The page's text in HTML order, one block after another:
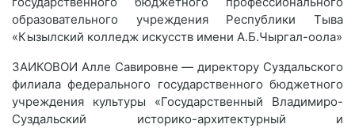
образовательного учреждения Республики Тыва
«Кызылский колледж искусств имени А.Б.Чыргал-оола»
ЗАИКОВОИ Алле Савировне — директору Суздальского
филиала федерального государственного бюджетного
учреждения культуры «Государственный Владимиро-
Суздальский историко-архитектурный и